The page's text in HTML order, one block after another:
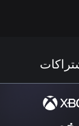
شراء اختيارية